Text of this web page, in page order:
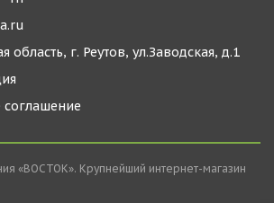
область, г. Реутов, ул.Заводская, д.1
соглашение
«ВОСТОК». Крупнейший интернет-магазин